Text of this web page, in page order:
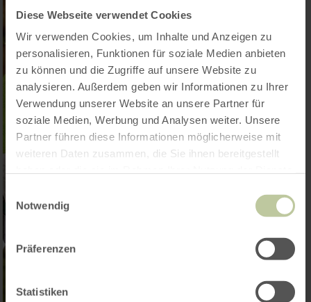
Diese Webseite verwendet Cookies
Wir verwenden Cookies, um Inhalte und Anzeigen zu
personalisieren, Funktionen für soziale Medien anbieten
zu können und die Zugriffe auf unsere Website zu
analysieren. Außerdem geben wir Informationen zu Ihrer
Verwendung unserer Website an unsere Partner für
soziale Medien, Werbung und Analysen weiter. Unsere
Partner führen diese Informationen möglicherweise mit
weiteren Daten zusammen, die Sie ihnen bereitgestellt
Notwendig
Präferenzen
Statistiken